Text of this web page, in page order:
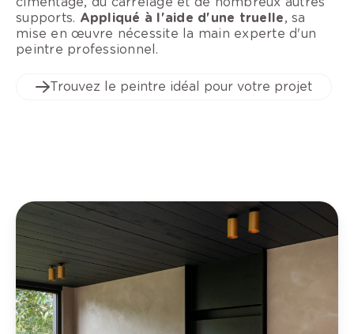
supports. Appliqué à l'aide d'une truelle, sa
mise en œuvre nécessite la main experte d'un
peintre professionnel.
Trouvez le peintre idéal pour votre projet